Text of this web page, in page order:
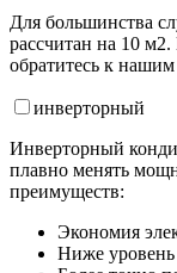
Для большинства
рассчитан на 10
обратитесь к
инверторный
Инверторный
плавно менять
преимуществ:
Экономия
Ниже